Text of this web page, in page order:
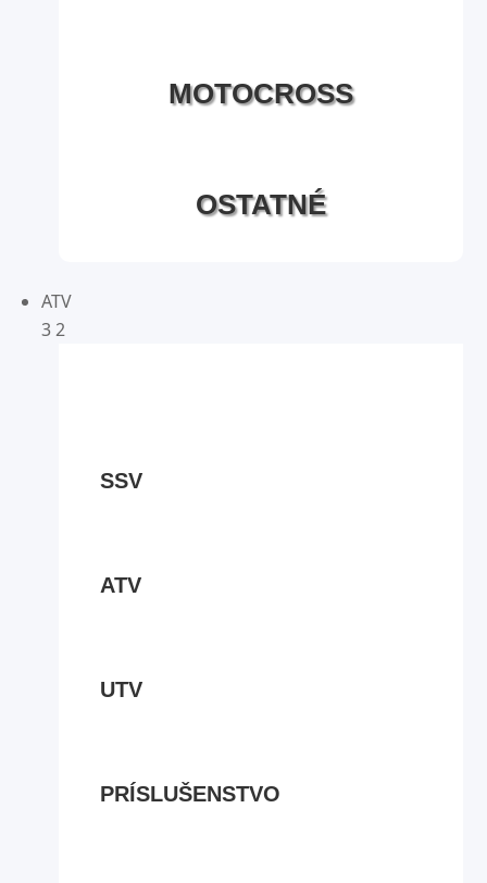
MOTOCROSS
OSTATNÉ
ATV
3 2
SSV
ATV
UTV
PRÍSLUŠENSTVO